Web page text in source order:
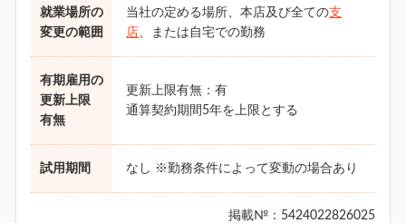
就業場所の
変更の範囲
当社の定める場所、本店及び全ての支
店、または自宅での勤務
有期雇用の
更新上限
有無
更新上限有無：有
通算契約期間5年を上限とする
試用期間 なし ※勤務条件によって変動の場合あり
掲載№：5424022826025